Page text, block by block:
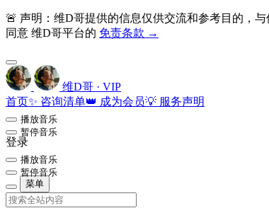
🚨 声明：维D哥提供的信息仅供交流和参考目的，
同意 维D哥平台的 免责条款 →
维D哥 · VIP
首页✨ 咨询清单👑 成为会员💡 服务声明
播放音乐
暂停音乐
登录
播放音乐
暂停音乐
菜单